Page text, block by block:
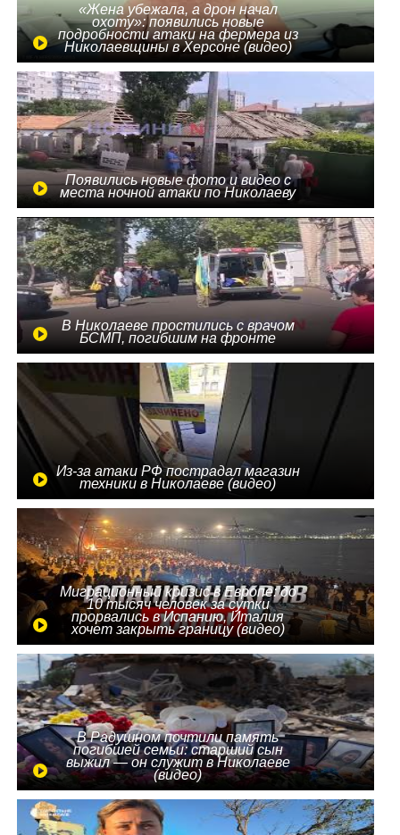
«Жена убежала, а дрон начал
охоту»: появились новые
подробности атаки на фермера из
Николаевщины в Херсоне (видео)
Появились новые фото и видео с
места ночной атаки по Николаеву
В Николаеве простились с врачом
БСМП, погибшим на фронте
Из-за атаки РФ пострадал магазин
техники в Николаеве (видео)
Миграционный кризис в Европе: до
10 тысяч человек за сутки
прорвались в Испанию, Италия
хочет закрыть границу (видео)
В Радушном почтили память
погибшей семьи: старший сын
выжил — он служит в Николаеве
(видео)